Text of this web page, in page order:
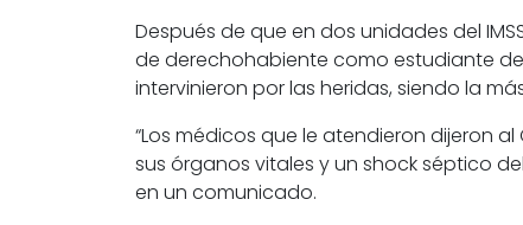
Después de que en dos unidades del
de derechohabiente como estudiante
intervinieron por las heridas, siendo la
“Los médicos que le atendieron dijeron
sus órganos vitales y un shock séptico
en un comunicado.